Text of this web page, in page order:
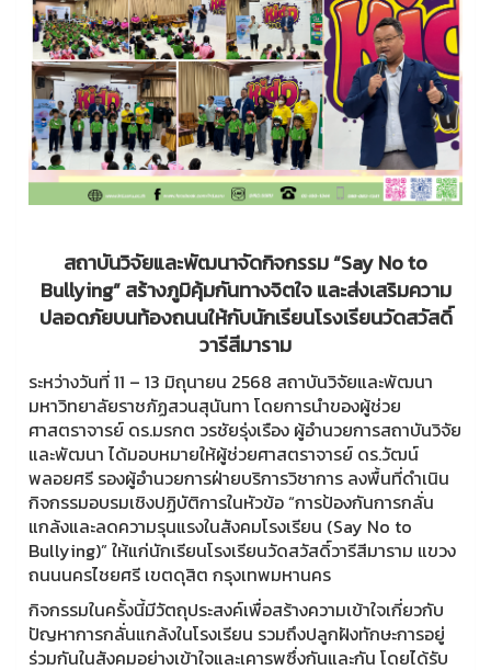
สถาบันวิจัยและพัฒนาจัดกิจกรรม “Say No to
Bullying” สร้างภูมิคุ้มกันทางจิตใจ และส่งเสริมความ
ปลอดภัยบนท้องถนนให้กับนักเรียนโรงเรียนวัดสวัสดิ์
วารีสีมาราม
ระหว่างวันที่ 11 – 13 มิถุนายน 2568 สถาบันวิจัยและพัฒนา
มหาวิทยาลัยราชภัฏสวนสุนันทา โดยการนำของผู้ช่วย
ศาสตราจารย์ ดร.มรกต วรชัยรุ่งเรือง ผู้อำนวยการสถาบันวิจัย
และพัฒนา ได้มอบหมายให้ผู้ช่วยศาสตราจารย์ ดร.วัฒน์
พลอยศรี รองผู้อำนวยการฝ่ายบริการวิชาการ ลงพื้นที่ดำเนิน
กิจกรรมอบรมเชิงปฏิบัติการในหัวข้อ “การป้องกันการกลั่น
แกล้งและลดความรุนแรงในสังคมโรงเรียน (Say No to
Bullying)” ให้แก่นักเรียนโรงเรียนวัดสวัสดิ์วารีสีมาราม แขวง
ถนนนครไชยศรี เขตดุสิต กรุงเทพมหานคร
กิจกรรมในครั้งนี้มีวัตถุประสงค์เพื่อสร้างความเข้าใจเกี่ยวกับ
ปัญหาการกลั่นแกล้งในโรงเรียน รวมถึงปลูกฝังทักษะการอยู่
ร่วมกันในสังคมอย่างเข้าใจและเคารพซึ่งกันและกัน โดยได้รับ